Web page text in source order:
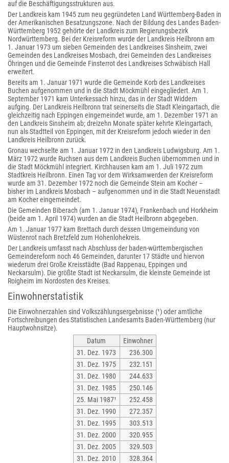
auf die Beschäftigungsstrukturen aus.
Der Landkreis kam 1945 zum neu gegründeten Land Württemberg-Baden in
der Amerikanischen Besatzungszone. Nach der Bildung des Landes Baden-
Württemberg 1952 gehörte der Landkreis zum Regierungsbezirk
Nordwürttemberg. Bei der Kreisreform wurde der Landkreis Heilbronn am
1. Januar 1973 um sieben Gemeinden des Landkreises Sinsheim, zwei
Gemeinden des Landkreises Mosbach, drei Gemeinden des Landkreises
Öhringen und die Gemeinde Finsterrot des Landkreises Schwäbisch Hall
erweitert.
Bereits am 1. Januar 1971 wurde die Gemeinde Korb des Landkreises
Buchen aufgenommen und in die Stadt Möckmühl eingegliedert. Am 1.
September 1971 kam Unterkessach hinzu, das in der Stadt Widdern
aufging. Der Landkreis Heilbronn trat seinerseits die Stadt Kleingartach, die
gleichzeitig nach Eppingen eingemeindet wurde, am 1. Dezember 1971 an
den Landkreis Sinsheim ab; dreizehn Monate später kehrte Kleingartach,
nun als Stadtteil von Eppingen, mit der Kreisreform jedoch wieder in den
Landkreis Heilbronn zurück.
Gronau wechselte am 1. Januar 1972 in den Landkreis Ludwigsburg. Am 1.
März 1972 wurde Ruchsen aus dem Landkreis Buchen übernommen und in
die Stadt Möckmühl integriert. Kirchhausen kam am 1. Juli 1972 zum
Stadtkreis Heilbronn. Einen Tag vor dem Wirksamwerden der Kreisreform
wurde am 31. Dezember 1972 noch die Gemeinde Stein am Kocher –
bisher im Landkreis Mosbach – aufgenommen und in die Stadt Neuenstadt
am Kocher eingemeindet.
Die Gemeinden Biberach (am 1. Januar 1974), Frankenbach und Horkheim
(beide am 1. April 1974) wurden an die Stadt Heilbronn abgegeben.
Am 1. Januar 1977 kam Brettach durch dessen Umgemeindung von
Wüstenrot nach Bretzfeld zum Hohenlohekreis.
Der Landkreis umfasst nach Abschluss der baden-württembergischen
Gemeindereform noch 46 Gemeinden, darunter 17 Städte und hiervon
wiederum drei Große Kreisstädte (Bad Rappenau, Eppingen und
Neckarsulm). Die größte Stadt ist Neckarsulm, die kleinste Gemeinde ist
Roigheim im Nordosten des Kreises.
Einwohnerstatistik
Die Einwohnerzahlen sind Volkszählungsergebnisse (¹) oder amtliche
Fortschreibungen des Statistischen Landesamts Baden-Württemberg (nur
Hauptwohnsitze).
Datum
Einwohner
31. Dez. 1973
236.300
31. Dez. 1975
232.151
31. Dez. 1980
244.633
31. Dez. 1985
250.146
25. Mai 1987¹
252.458
31. Dez. 1990
272.357
31. Dez. 1995
303.513
31. Dez. 2000
320.955
31. Dez. 2005
329.503
31. Dez. 2010
328.364